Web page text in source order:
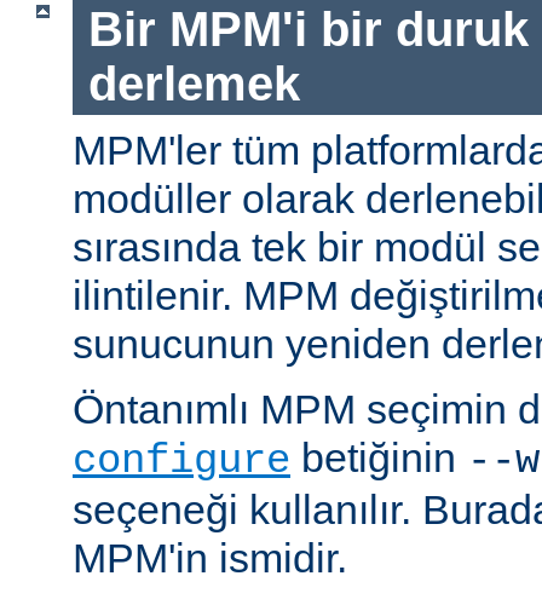
Bir MPM'i bir
derlemek
MPM'ler tüm
modüller olarak
sırasında tek bir modül
ilintilenir. MPM
sunucunun yeniden
Öntanımlı MPM seçimin
configure betiğinin --
seçeneği kullanılır.
MPM'in ismidir.